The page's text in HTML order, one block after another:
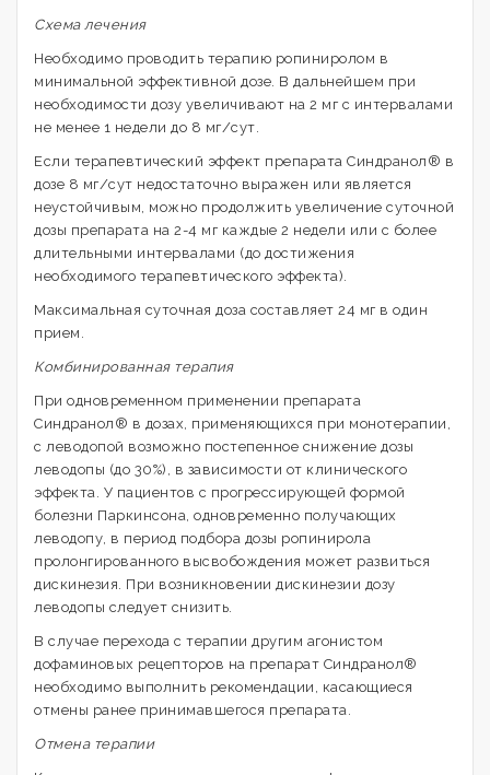
Схема лечения
Необходимо проводить терапию ропиниролом в
минимальной эффективной дозе. В дальнейшем при
необходимости дозу увеличивают на 2 мг с интервалами
не менее 1 недели до 8 мг/сут.
Если терапевтический эффект препарата Синдранол® в
дозе 8 мг/сут недостаточно выражен или является
неустойчивым, можно продолжить увеличение суточной
дозы препарата на 2-4 мг каждые 2 недели или с более
длительными интервалами (до достижения
необходимого терапевтического эффекта).
Максимальная суточная доза составляет 24 мг в один
прием.
Комбинированная терапия
При одновременном применении препарата
Синдранол® в дозах, применяющихся при монотерапии,
с леводопой возможно постепенное снижение дозы
леводопы (до 30%), в зависимости от клинического
эффекта. У пациентов с прогрессирующей формой
болезни Паркинсона, одновременно получающих
леводопу, в период подбора дозы ропинирола
пролонгированного высвобождения может развиться
дискинезия. При возникновении дискинезии дозу
леводопы следует снизить.
В случае перехода с терапии другим агонистом
дофаминовых рецепторов на препарат Синдранол®
необходимо выполнить рекомендации, касающиеся
отмены ранее принимавшегося препарата.
Отмена терапии